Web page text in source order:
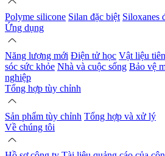
Polyme silicone Silan đặc biệt Siloxanes
Ứng dụng
Năng lượng mới Điện tử học Vật liệu
sóc sức khỏe Nhà và cuộc sống Bảo vệ
nghiệp
Tổng hợp tùy chỉnh
Sản phẩm tùy chỉnh Tổng hợp và xử lý
Về chúng tôi